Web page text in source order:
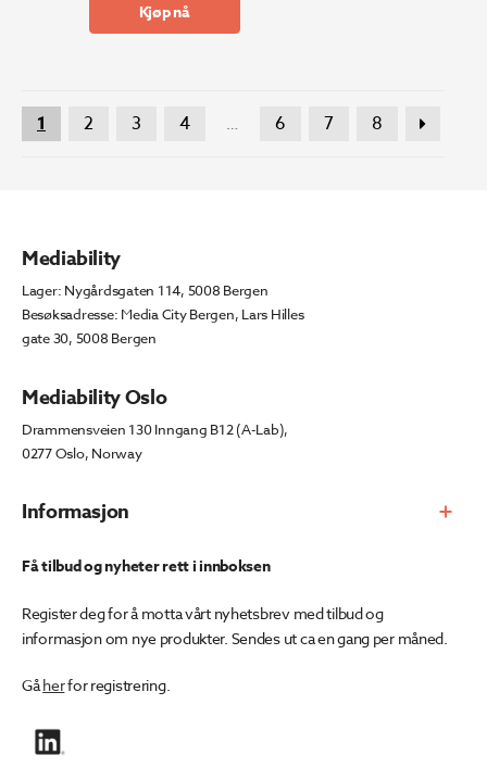
Kjøp nå
1 2 3 4 … 6 7 8
Informasjon
Mediability
Lager: Nygårdsgaten 114, 5008 Bergen
Besøksadresse: Media City Bergen, Lars Hilles
gate 30, 5008 Bergen
Mediability Oslo
Drammensveien 130 Inngang B12 (A-Lab),
0277 Oslo, Norway
Få tilbud og nyheter rett i innboksen
Register deg for å motta vårt nyhetsbrev med tilbud og
informasjon om nye produkter. Sendes ut ca en gang per måned.
Gåherfor registrering.